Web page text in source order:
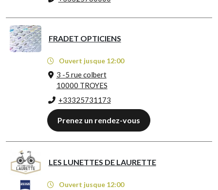
FRADET OPTICIENS
Ouvert jusque 12:00
3 -5 rue colbert
10000 TROYES
+33325731173
Prenez un rendez-vous
LES LUNETTES DE LAURETTE
Ouvert jusque 12:00